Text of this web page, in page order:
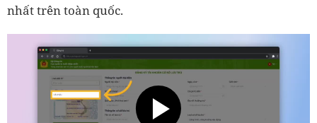
nhất trên toàn quốc.